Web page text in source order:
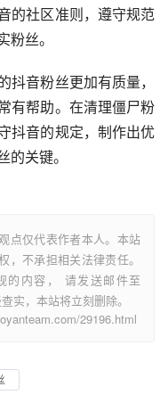
的社区准则，遵守规范
丝。
音粉丝更加有质量，
有帮助。在清理僵尸粉
抖音的规定，制作出优
关键。
点仅代表作者本人。本站
不承担相关法律责任。
的内容， 请发送邮件至
实，本站将立刻删除。
29196.html